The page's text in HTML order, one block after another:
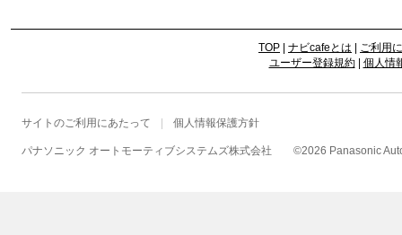
TOP ナビcafeとは
ご利用
ユーザー登録規約| 個人情
サイトのご利用にあたって 個人情報保護方針
パナソニック オートモーティブシステムズ株式会社 ©2026 Panasonic